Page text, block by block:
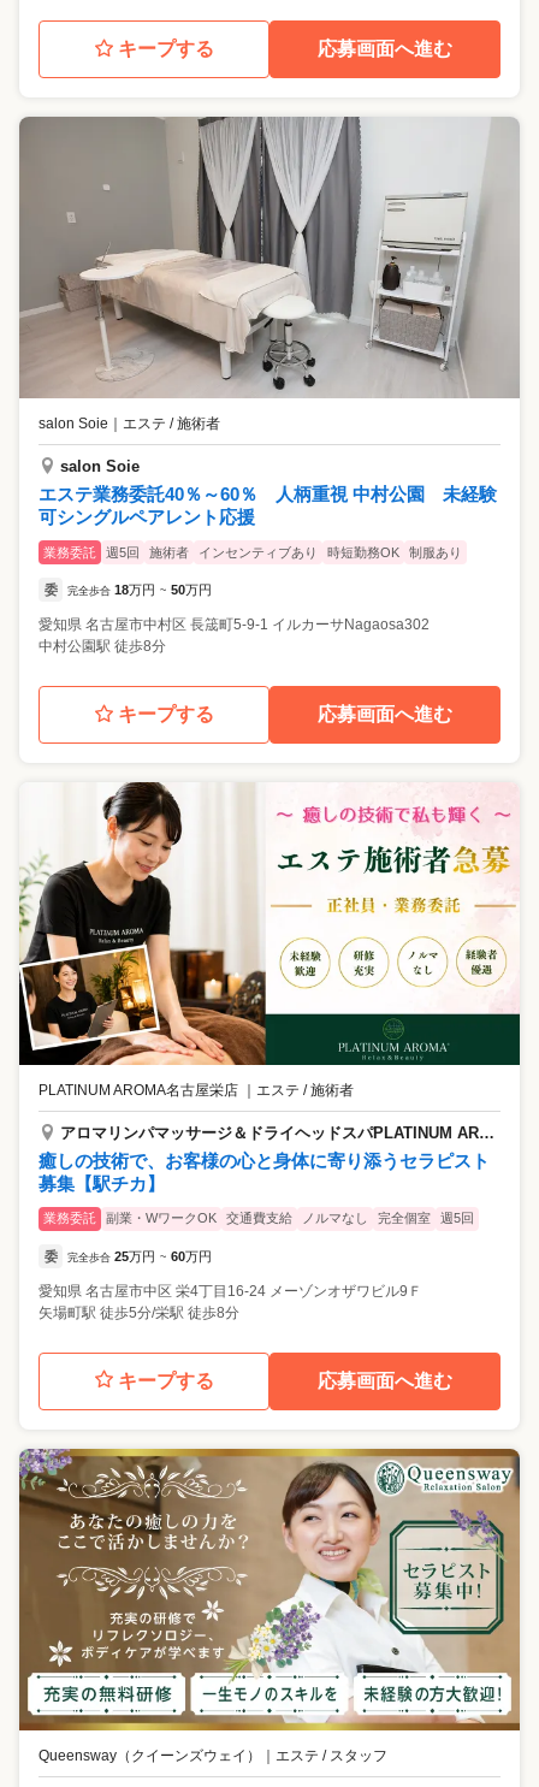
キープする 応募画面へ進む
salon Soie エステ / 施術者
salon Soie
エステ業務委託40％～60％ 人柄重視 中村公園 未経験
可シングルペアレント応援
業務委託 週5回 施術者 インセンティブあり 時短勤務OK 制服あり
委 完全歩合 18万円 ~ 50万円
愛知県 名古屋市中村区 長筬町5-9-1 イルカーサNagaosa302
中村公園駅 徒歩8分
キープする 応募画面へ進む
PLATINUM AROMA名古屋栄店 ｜ エステ / 施術者
アロマリンパマッサージ＆ドライヘッドスパPLATINUM AROMA名古屋栄店 【プラチナムアロマ】
癒しの技術で、お客様の心と身体に寄り添うセラピスト
募集【駅チカ】
業務委託 副業・WワークOK 交通費支給 ノルマなし 完全個室 週5回
委 完全歩合 25万円 ~ 60万円
愛知県 名古屋市中区 栄4丁目16-24 メーゾンオザワビル9Ｆ
矢場町駅 徒歩5分/栄駅 徒歩8分
キープする 応募画面へ進む
Queensway（クイーンズウェイ） ｜ エステ / スタッフ